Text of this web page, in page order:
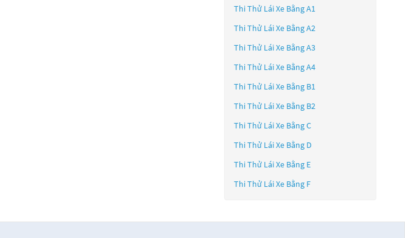
Thi Thử Lái Xe Bằng A1
Thi Thử Lái Xe Bằng A2
Thi Thử Lái Xe Bằng A3
Thi Thử Lái Xe Bằng A4
Thi Thử Lái Xe Bằng B1
Thi Thử Lái Xe Bằng B2
Thi Thử Lái Xe Bằng C
Thi Thử Lái Xe Bằng D
Thi Thử Lái Xe Bằng E
Thi Thử Lái Xe Bằng F